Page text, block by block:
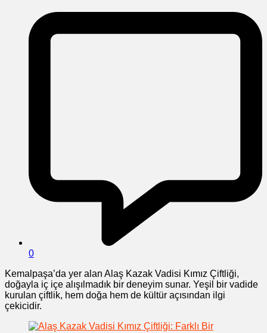
0
Kemalpaşa’da yer alan Alaş Kazak Vadisi Kımız Çiftliği,
doğayla iç içe alışılmadık bir deneyim sunar. Yeşil bir vadide
kurulan çiftlik, hem doğa hem de kültür açısından ilgi
çekicidir.